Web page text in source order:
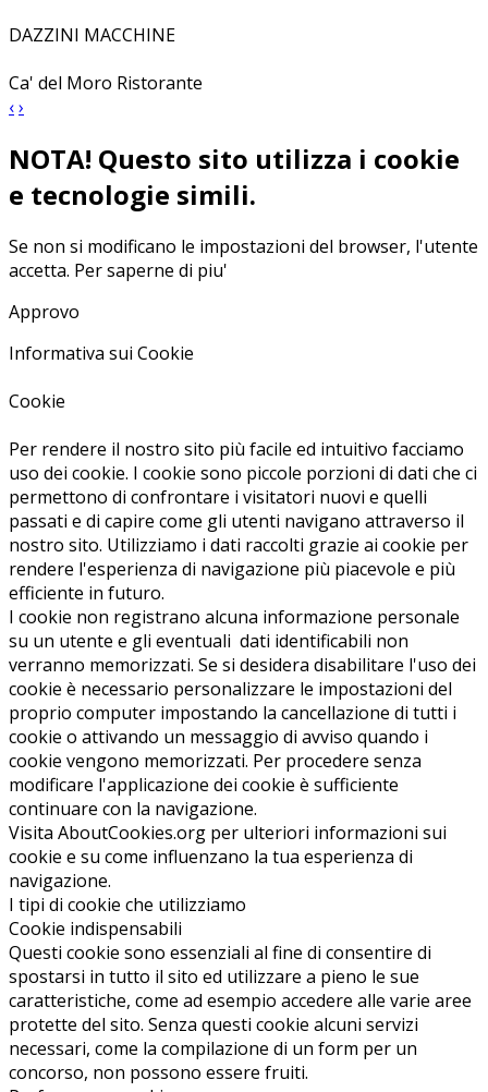
DAZZINI MACCHINE
Ca' del Moro Ristorante
‹›
NOTA! Questo sito utilizza i cookie
e tecnologie simili.
Se non si modificano le impostazioni del browser, l'utente
accetta. Per saperne di piu'
Approvo
Informativa sui Cookie
Cookie
Per rendere il nostro sito più facile ed intuitivo facciamo
uso dei cookie. I cookie sono piccole porzioni di dati che ci
permettono di confrontare i visitatori nuovi e quelli
passati e di capire come gli utenti navigano attraverso il
nostro sito. Utilizziamo i dati raccolti grazie ai cookie per
rendere l'esperienza di navigazione più piacevole e più
efficiente in futuro.
I cookie non registrano alcuna informazione personale
su un utente e gli eventuali dati identificabili non
verranno memorizzati. Se si desidera disabilitare l'uso dei
cookie è necessario personalizzare le impostazioni del
proprio computer impostando la cancellazione di tutti i
cookie o attivando un messaggio di avviso quando i
cookie vengono memorizzati. Per procedere senza
modificare l'applicazione dei cookie è sufficiente
continuare con la navigazione.
Visita AboutCookies.org per ulteriori informazioni sui
cookie e su come influenzano la tua esperienza di
navigazione.
I tipi di cookie che utilizziamo
Cookie indispensabili
Questi cookie sono essenziali al fine di consentire di
spostarsi in tutto il sito ed utilizzare a pieno le sue
caratteristiche, come ad esempio accedere alle varie aree
protette del sito. Senza questi cookie alcuni servizi
necessari, come la compilazione di un form per un
concorso, non possono essere fruiti.